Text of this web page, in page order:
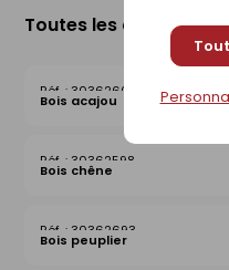
Toutes les
30362602
Bois acajou
30362598
Bois chêne
30362693
Bois peuplier